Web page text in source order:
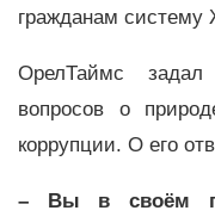
гражданам
ОрелТаймс
вопросов о
коррупции. О его
– Вы в своём